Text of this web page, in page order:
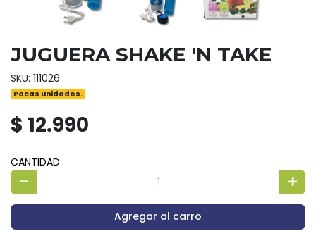
JUGUERA SHAKE 'N TAKE
SKU: 111026
Pocas unidades.
$ 12.990
CANTIDAD
Agregar al carro